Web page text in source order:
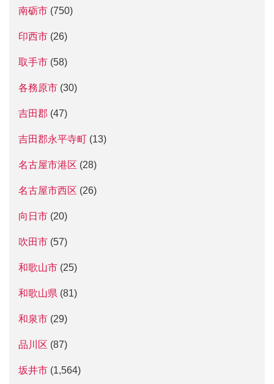
南砺市 (750)
印西市 (26)
取手市 (58)
各務原市 (30)
吉田郡 (47)
吉田郡永平寺町 (13)
名古屋市港区 (28)
名古屋市西区 (26)
向日市 (20)
吹田市 (57)
和歌山市 (25)
和歌山県 (81)
和泉市 (29)
品川区 (87)
坂井市 (1,564)